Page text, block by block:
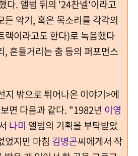
다. 앨범 뒤의 '24찬넬'이라고
든 악기, 혹은 목소리를 각각의
랙이라고도 한다)로 녹음했다
흔들거리는 춤 등의 퍼포먼스
지 밖으로 튀어나온 이야기>에
면 다음과 같다. "1982년 이영
나미 앨범의 기획을 부탁받았
었지만 마침 김명곤씨에게서 작